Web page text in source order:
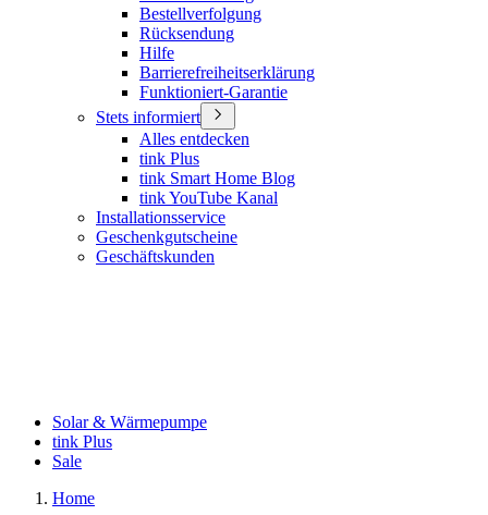
Bestellverfolgung
Rücksendung
Hilfe
Barrierefreiheitserklärung
Funktioniert-Garantie
Stets informiert
Alles entdecken
tink Plus
tink Smart Home Blog
tink YouTube Kanal
Installationsservice
Geschenkgutscheine
Geschäftskunden
Solar & Wärmepumpe
tink Plus
Sale
Home